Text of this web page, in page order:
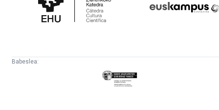
Katedra
Babeslea:
Eusko
Jaurlaritza